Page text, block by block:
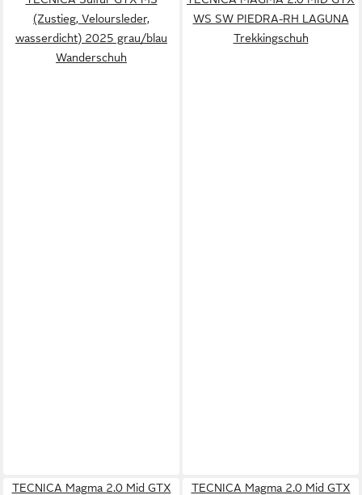
(Zustieg, Veloursleder,
wasserdicht) 2025 grau/blau
Wanderschuh
WS SW PIEDRA-RH LAGUNA
Trekkingschuh
TECNICA Magma 2.0 Mid GTX
TECNICA Magma 2.0 Mid GTX